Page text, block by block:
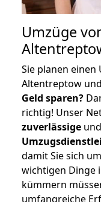
Umzüge
Sie planen
Altentreptow
Geld sparen?
richtig! Unser
zuverlässige und
damit Sie sich
wichtigen Dinge
kümmern
umfangreiche